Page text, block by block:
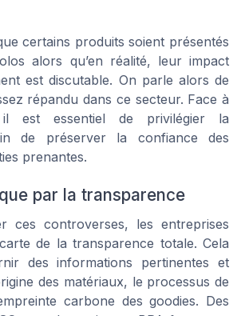
certains produits soient présentés
alors qu’en réalité, leur impact
est discutable. On parle alors de
répandu dans ce secteur. Face à
est essentiel de privilégier la
de préserver la confiance des
prenantes.
par la transparence
ces controverses, les entreprises
de la transparence totale. Cela
des informations pertinentes et
des matériaux, le processus de
carbone desgoodies. Des